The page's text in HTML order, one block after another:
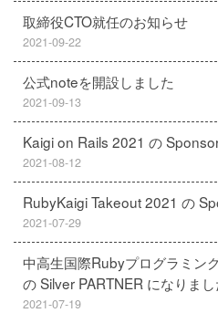
取締役CTO就任のお知らせ
2021-09-22
公式noteを開設しました
2021-09-13
Kaigi on Rails 2021 の
2021-08-12
RubyKaigi Takeout 2021 の
2021-07-29
中高生国際Rubyプログラミン
の Silver PARTNER になりまし
2021-07-19